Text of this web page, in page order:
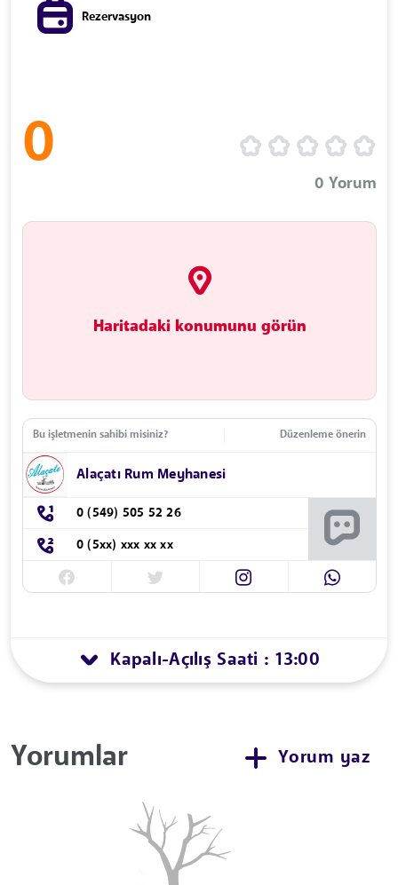
Rezervasyon
0
0 Yorum
Haritadaki konumunu görün
Bu işletmenin sahibi misiniz? Düzenleme önerin
Alaçatı Rum Meyhanesi
0 (549) 505 52 26
0 (5xx) xxx xx xx
Kapalı-Açılış Saati : 13:00
Yorumlar Yorum yaz